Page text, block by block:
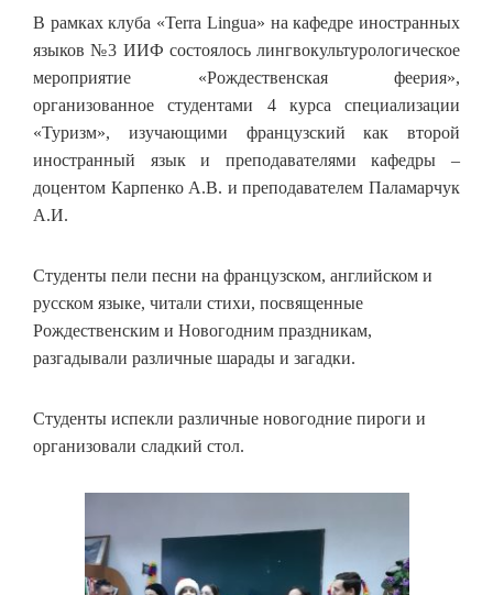
В рамках клуба «Terra Lingua» на кафедре иностранных
языков №3 ИИФ состоялось лингвокультурологическое
мероприятие «Рождественская феерия»,
организованное студентами 4 курса специализации
«Туризм», изучающими французский как второй
иностранный язык и преподавателями кафедры –
доцентом Карпенко А.В. и преподавателем Паламарчук
А.И.
Студенты пели песни на французском, английском и
русском языке, читали стихи, посвященные
Рождественским и Новогодним праздникам,
разгадывали различные шарады и загадки.
Студенты испекли различные новогодние пироги и
организовали сладкий стол.